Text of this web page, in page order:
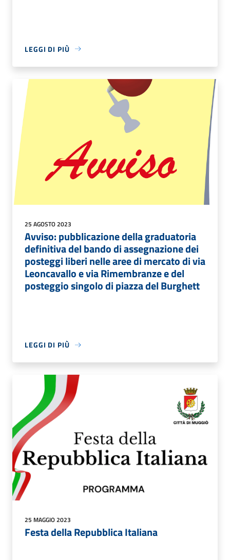
LEGGI DI PIÙ
25 AGOSTO 2023
Avviso: pubblicazione della graduatoria
definitiva del bando di assegnazione dei
posteggi liberi nelle aree di mercato di via
Leoncavallo e via Rimembranze e del
posteggio singolo di piazza del Burghett
LEGGI DI PIÙ
25 MAGGIO 2023
Festa della Repubblica Italiana